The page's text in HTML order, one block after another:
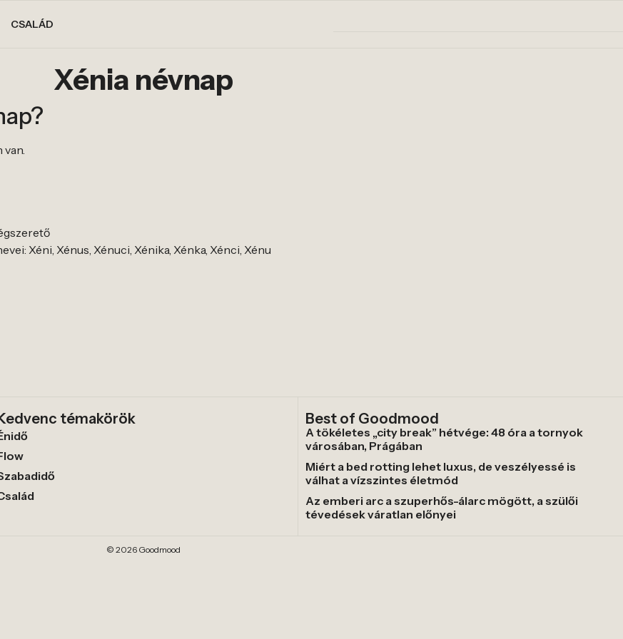
CSALÁD
Xénia névnap
van.
Xéni, Xénus, Xénuci, Xénika, Xénka, Xénci, Xénu
témakörök Best of Goodmood
A tökéletes „city break” hétvége: 48 óra a tornyok
városában, Prágában
Miért a bed rotting lehet luxus, de veszélyessé is
válhat a vízszintes életmód
Az emberi arc a szuperhős-álarc mögött, a szülői
tévedések váratlan előnyei
© 2026 Goodmood